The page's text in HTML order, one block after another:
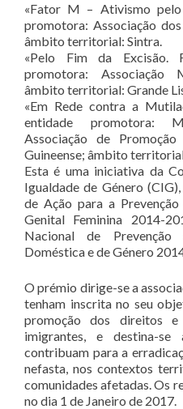
«Fator M – Ativismo
promotora: Associação
âmbito territorial: Sintra.
«Pelo Fim da Excisão.
promotora: Associação
âmbito territorial: Grande
«Em Rede contra a
entidade promotora:
Associação de
Guineense; âmbito
Esta é uma iniciativa da
Igualdade de Género
de Ação para a
Genital Feminina 2014-
Nacional de
Doméstica e de Género
O prémio dirige-se a
tenham inscrita no seu
promoção dos direitos e
imigrantes, e destina-
contribuam para a
nefasta, nos contextos
comunidades afetadas. Os
no dia 1 de Janeiro de 2017.